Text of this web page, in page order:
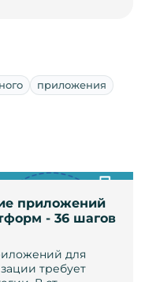
приложения
приложений
- 36 шагов
для
требует